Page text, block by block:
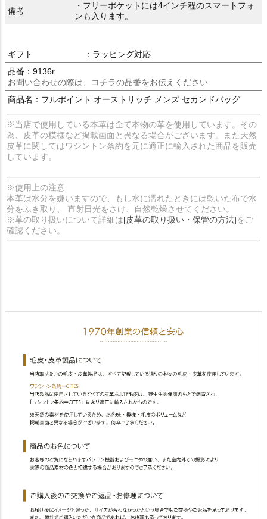
備考
・フリーポケットには4インチ程のスマートフォ
ンも入ります。
ギフト
：ラッピング対応
品番：9136r
お問い合わせの際は、コチラの品番をお伝えください
商品名：フルポイント オーストリッチ メンズ セカンドバッグ
※当店で使用している本革は全て本物の革を使用しています。その
為、皮革の模様など掲載画面と異なる場合がございます。また天然
皮革に関してはワシントン条約を元に適正に輸入された商品を販売
しています。
※使用上の注意
本革は水分を嫌いますので、もし水に濡れたときには乾いた布で水
分をふき取り、 直射日光をさけ、自然乾燥させてください。
※革の取り扱いについて詳細は[皮革の取り扱い・保管の方法]をご
確認ください。